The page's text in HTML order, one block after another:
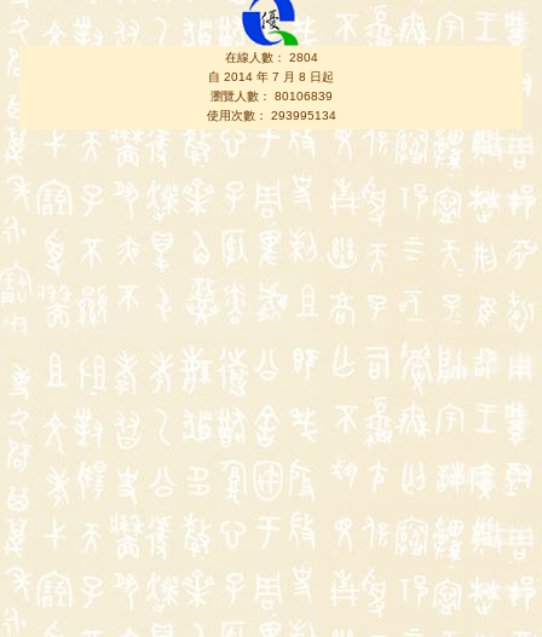
在線人數： 2804
自 2014 年 7 月 8 日起
瀏覽人數： 80106839
使用次數： 293995134